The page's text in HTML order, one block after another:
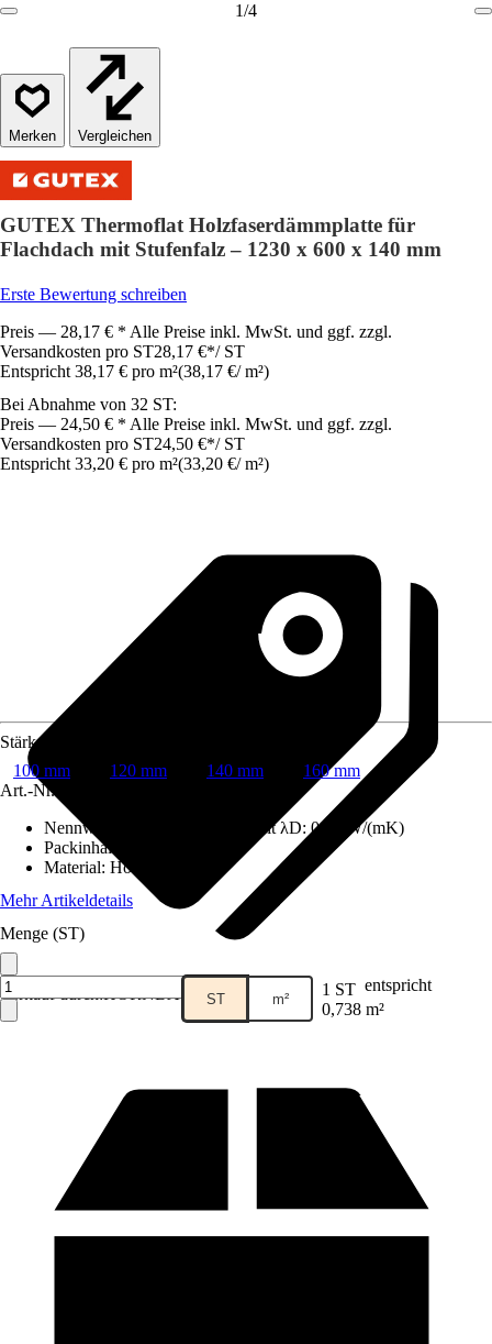
1/4
Vergleichen
GUTEX Thermoflat Holzfaserdämmplatte für
Flachdach mit Stufenfalz – 1230 x 600 x 140 mm
Erste Bewertung schreiben
Preis — 28,17 € * Alle Preise inkl. MwSt. und ggf. zzgl.
Versandkosten pro ST28,17 €*/ ST
Entspricht 38,17 € pro m²(38,17 €/ m²)
Bei Abnahme von 32 ST:
Preis — 24,50 € * Alle Preise inkl. MwSt. und ggf. zzgl.
Versandkosten pro ST24,50 €*/ ST
Entspricht 33,20 € pro m²(33,20 €/ m²)
Verkauf durch:HORNBACH
Stärke
100 mm
120 mm 140 mm
160 mm
Art.-Nr.
Nennwert der Wärmeleitfähigkeit λD: 0,04 W/(mK)
Packinhalt
Material: Holzfaser
Mehr Artikeldetails
Menge (ST)
ST m² 1 ST entspricht
0,738 m²